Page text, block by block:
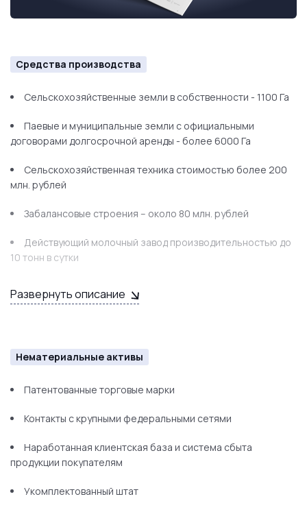
Средства производства
Сельскохозяйственные земли в собственности - 1100 Га
Паевые и муниципальные земли с официальными
договорами долгосрочной аренды - более 6000 Га
Сельскохозяйственная техника стоимостью более 200
млн. рублей
Забалансовые строения – около 80 млн. рублей
Действующий молочный завод производительностью до
10 тонн в сутки
Развернуть описание
Нематериальные активы
Патентованные торговые марки
Контакты с крупными федеральными сетями
Наработанная клиентская база и система сбыта
продукции покупателям
Укомплектованный штат